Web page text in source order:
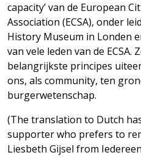
capacity’ van de European
Association (ECSA), onder
History Museum in Londen
van vele leden van de ECSA.
belangrijkste principes
ons, als community, ten
burgerwetenschap.
(The translation to Dutch
supporter who prefers to
Liesbeth Gijsel from